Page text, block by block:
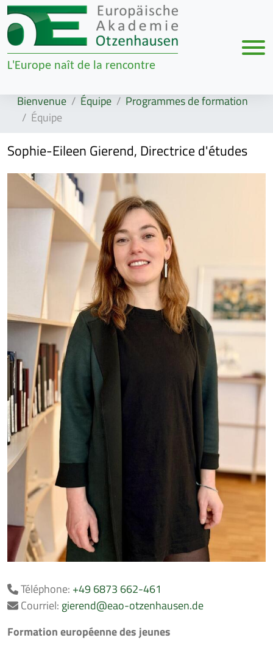
Zur Navigation springen
Zum Inhalt springen
L'Europe naît de la rencontre
Bienvenue Équipe
Programmes de formation
Équipe
Sophie-Eileen Gierend, Directrice d'études
Téléphone: +49 6873 662-461
Courriel: gierend@eao-otzenhausen.de
Formation européenne des jeunes